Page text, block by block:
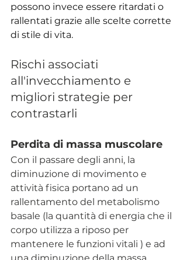
possono invece essere ritardati o
rallentati grazie alle scelte corrette
di stile di vita.
Rischi associati
all'invecchiamento e
migliori strategie per
contrastarli
Perdita di massa muscolare
Con il passare degli anni, la
diminuzione di movimento e
attività fisica portano ad un
rallentamento del metabolismo
basale (la quantità di energia che il
corpo utilizza a riposo per
mantenere le funzioni vitali ) e ad
una diminuzione della massa